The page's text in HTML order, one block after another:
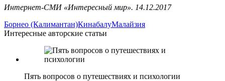
Интернет-СМИ «Интересный мир». 14.12.2017
Борнео (Калимантан)КинабалуМалайзия
Интересные авторские статьи
Пять вопросов о путешествиях и психологии